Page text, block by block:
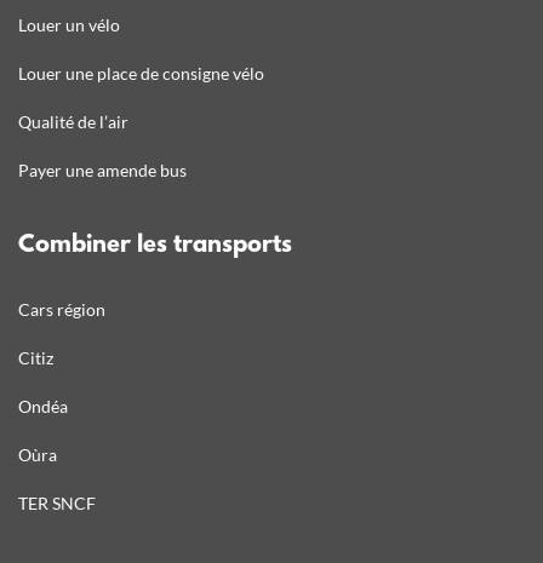
Louer un vélo
Louer une place de consigne vélo
Qualité de l’air
Payer une amende bus
Combiner les transports
Cars région
Citiz
Ondéa
Oùra
TER SNCF